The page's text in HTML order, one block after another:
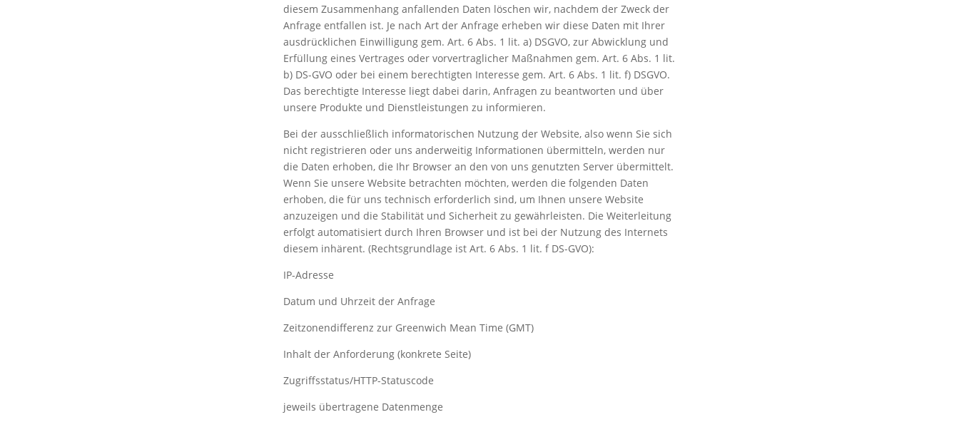
diesem Zusammenhang anfallenden Daten löschen wir, nachdem der Zweck der
Anfrage entfallen ist. Je nach Art der Anfrage erheben wir diese Daten mit Ihrer
ausdrücklichen Einwilligung gem. Art. 6 Abs. 1 lit. a) DSGVO, zur Abwicklung und
Erfüllung eines Vertrages oder vorvertraglicher Maßnahmen gem. Art. 6 Abs. 1 lit.
b) DS-GVO oder bei einem berechtigten Interesse gem. Art. 6 Abs. 1 lit. f) DSGVO.
Das berechtigte Interesse liegt dabei darin, Anfragen zu beantworten und über
unsere Produkte und Dienstleistungen zu informieren.
Bei der ausschließlich informatorischen Nutzung der Website, also wenn Sie sich
nicht registrieren oder uns anderweitig Informationen übermitteln, werden nur
die Daten erhoben, die Ihr Browser an den von uns genutzten Server übermittelt.
Wenn Sie unsere Website betrachten möchten, werden die folgenden Daten
erhoben, die für uns technisch erforderlich sind, um Ihnen unsere Website
anzuzeigen und die Stabilität und Sicherheit zu gewährleisten. Die Weiterleitung
erfolgt automatisiert durch Ihren Browser und ist bei der Nutzung des Internets
diesem inhärent. (Rechtsgrundlage ist Art. 6 Abs. 1 lit. f DS-GVO):
IP-Adresse
Datum und Uhrzeit der Anfrage
Zeitzonendifferenz zur Greenwich Mean Time (GMT)
Inhalt der Anforderung (konkrete Seite)
Zugriffsstatus/HTTP-Statuscode
jeweils übertragene Datenmenge